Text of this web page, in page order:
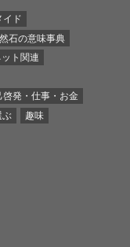
イド
石の意味事典
ト関連
啓発・仕事・お金
ぶ
趣味